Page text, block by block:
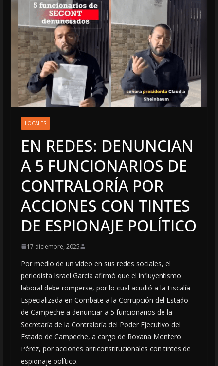
LOCALES
EN REDES: DENUNCIAN
A 5 FUNCIONARIOS DE
CONTRALORÍA POR
ACCIONES CON TINTES
DE ESPIONAJE POLÍTICO
17 diciembre, 2025
Por medio de un video en sus redes sociales, el
periodista Israel García afirmó que el influyentismo
laboral debe romperse, por lo cual acudió a la Fiscalía
Especializada en Combate a la Corrupción del Estado
de Campeche a denunciar a 5 funcionarios de la
Secretaría de la Contraloría del Poder Ejecutivo del
Estado de Campeche, a cargo de Roxana Montero
Pérez, por acciones anticonstitucionales con tintes de
espionaje político.